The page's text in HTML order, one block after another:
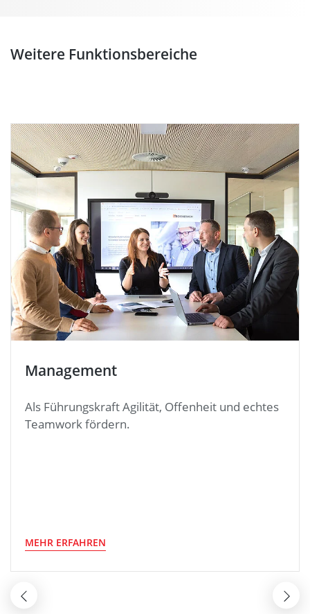
Weitere Funktionsbereiche
Management
Als Führungskraft Agilität, Offenheit und echtes
Teamwork fördern.
MEHR ERFAHREN